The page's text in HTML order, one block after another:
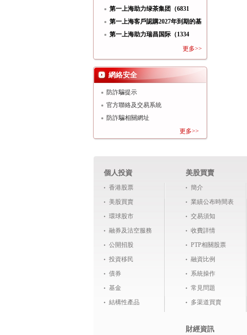
功
第一上海助力绿茶集团（6831
HK）
第一上海客戶認購2027年到期的基
第一上海助力瑞昌国际（1334
更多>>
網絡安全
防詐騙提示
官方聯絡及交易系統
防詐騙相關網址
更多>>
個人投資
香港股票
美股買賣
環球股市
融券及沽空服務
公開招股
投資移民
債券
基金
結構性產品
美股買賣
簡介
業績公布時間表
交易須知
收費詳情
PTP相關股票
融資比例
系統操作
常見問題
多渠道買賣
財經資訊